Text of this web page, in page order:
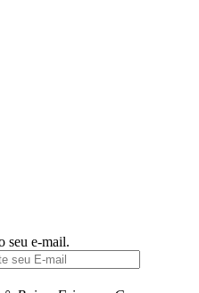
seu e-mail.